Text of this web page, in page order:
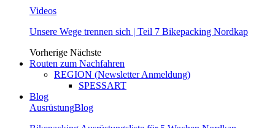
Videos
Unsere Wege trennen sich | Teil 7 Bikepacking Nordkap
Vorherige Nächste
Routen zum Nachfahren
REGION (Newsletter Anmeldung)
SPESSART
Blog
AusrüstungBlog